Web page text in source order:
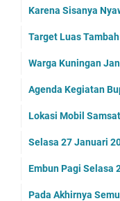
Karena Sisanya
Target Luas
Warga Kuningan
Agenda Kegiatan
Lokasi Mobil
Selasa 27 Januari
Embun Pagi Selasa
Pada Akhirnya